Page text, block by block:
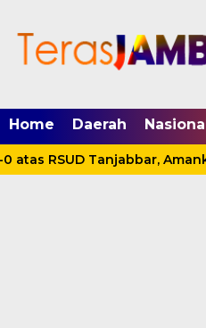
Home Daerah
RSUD Tanjabbar,